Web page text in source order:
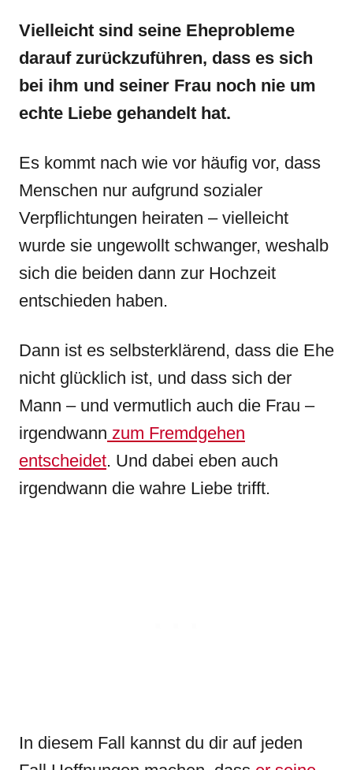
Vielleicht sind seine Eheprobleme
darauf zurückzuführen, dass es sich
bei ihm und seiner Frau noch nie um
echte Liebe gehandelt hat.
Es kommt nach wie vor häufig vor, dass
Menschen nur aufgrund sozialer
Verpflichtungen heiraten – vielleicht
wurde sie ungewollt schwanger, weshalb
sich die beiden dann zur Hochzeit
entschieden haben.
Dann ist es selbsterklärend, dass die Ehe
nicht glücklich ist, und dass sich der
Mann – und vermutlich auch die Frau –
irgendwann zum Fremdgehen
entscheidet. Und dabei eben auch
irgendwann die wahre Liebe trifft.
In diesem Fall kannst du dir auf jeden